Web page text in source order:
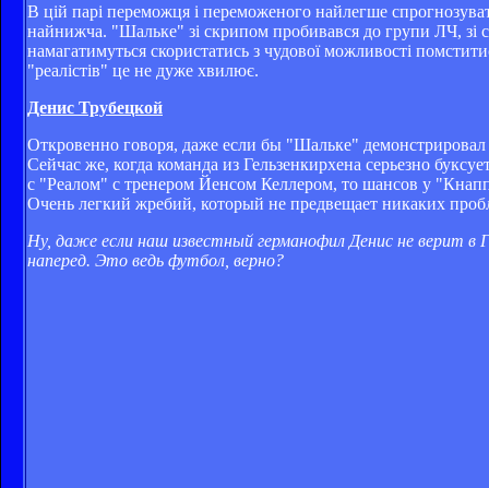
В цій парі переможця і переможеного найлегше
найнижча. "Шальке" зі скрипом пробивався до групи ЛЧ, зі
намагатимуться скористатись з чудової можливості
"реалістів" це не дуже хвилює.
Денис Трубецкой
Откровенно говоря, даже если бы "Шальке"
Сейчас же, когда команда из Гельзенкирхена серьезно
с "Реалом" с тренером Йенсом Келлером, то шансов у
Очень легкий жребий, который не предвещает никаких
Ну, даже если наш известный германофил Денис не верит в
наперед. Это ведь футбол, верно?